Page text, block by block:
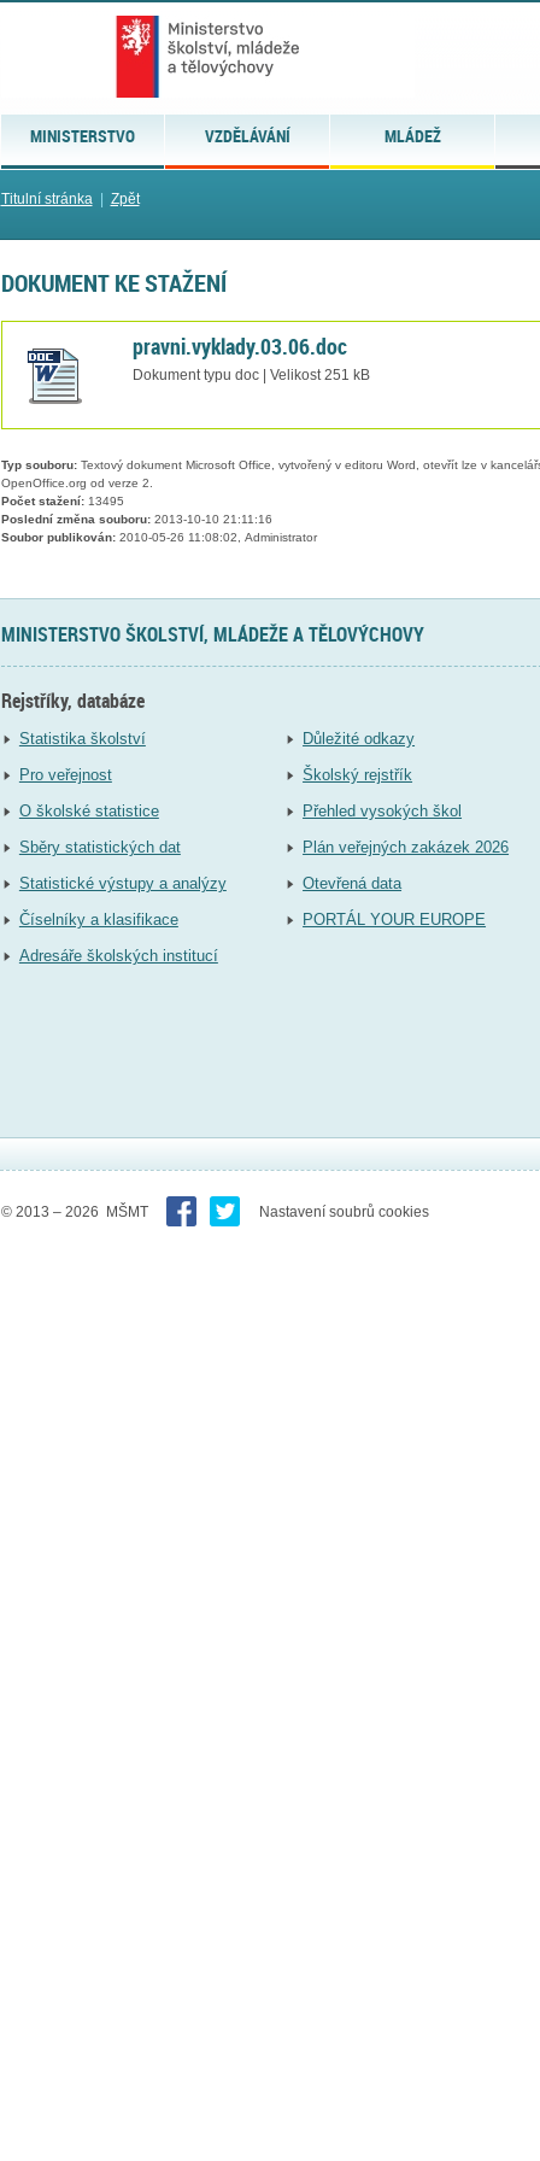
MINISTERSTVO VZDĚLÁVÁNÍ MLÁDEŽ
Titulní stránka| Zpět
DOKUMENT KE STAŽENÍ
pravni.vyklady.03.06.doc
Dokument typu doc | Velikost 251 kB
Typ souboru:Textový dokument Microsoft Office, vytvořený v editoru Word, otevřít lze v
OpenOffice.org od verze 2.
Počet stažení:13495
Poslední změna souboru:2013-10-10 21:11:16
Soubor publikován:2010-05-26 11:08:02, Administrator
MINISTERSTVO ŠKOLSTVÍ, MLÁDEŽE A TĚLOVÝCHOVY
Rejstříky, databáze
Statistika školství
Pro veřejnost
O školské statistice
Sběry statistických dat
Statistické výstupy a analýzy
Číselníky a klasifikace
Adresáře školských institucí
Důležité odkazy
Školský rejstřík
Přehled vysokých škol
Plán veřejných zakázek 2026
Otevřená data
PORTÁL YOUR EUROPE
© 2013 – 2026 MŠMT Nastavení soubrů cookies